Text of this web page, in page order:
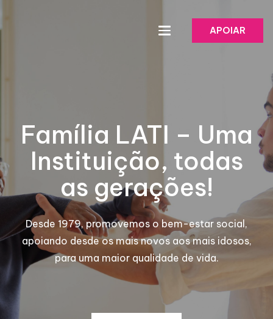
APOIAR
Família LATI – Uma
Instituição, todas
as gerações!
Desde 1979, promovemos o bem-estar social,
apoiando desde os mais novos aos mais idosos,
para uma maior qualidade de vida.